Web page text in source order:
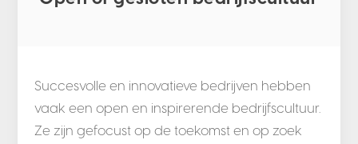
Succesvolle en innovatieve bedrijven hebben
vaak een open en inspirerende bedrijfscultuur.
Ze zijn gefocust op de toekomst en op zoek